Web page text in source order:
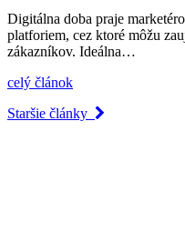
Digitálna doba praje
platforiem, cez ktoré môžu
zákazníkov. Ideálna…
celý článok
Staršie články